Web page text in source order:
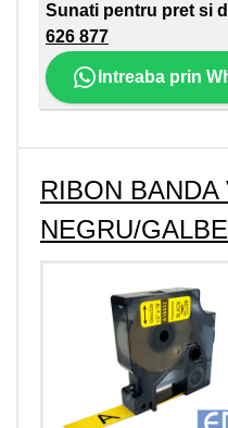
Sunati pentru pret si
626 877
Intreaba prin
RIBON BANDA
NEGRU/